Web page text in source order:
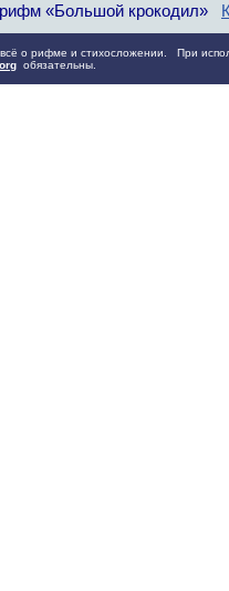
рифм «Большой крокодил»
о рифме и стихосложении. При
обязательны.